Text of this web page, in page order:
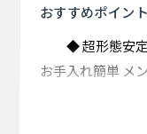
おすすめポイント
◆ 超形態安
お手入れ簡単 メ
ポリエステル混